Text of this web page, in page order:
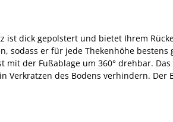
ist dick gepolstert und bietet Ihrem
sodass er für jede Thekenhöhe
der Fußablage um 360° drehbar.
Verkratzen des Bodens verhindern.